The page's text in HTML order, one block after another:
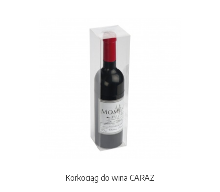
Korkociąg do wina CARAZ